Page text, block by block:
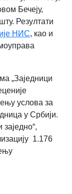
Бечеју,
Резултати
НИС, као и
„Заједници
услова за
у Србији.
1.176